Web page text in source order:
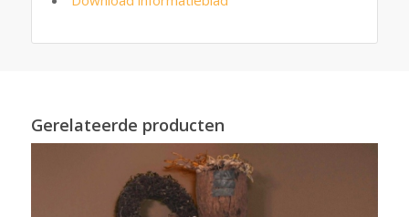
Gerelateerde producten